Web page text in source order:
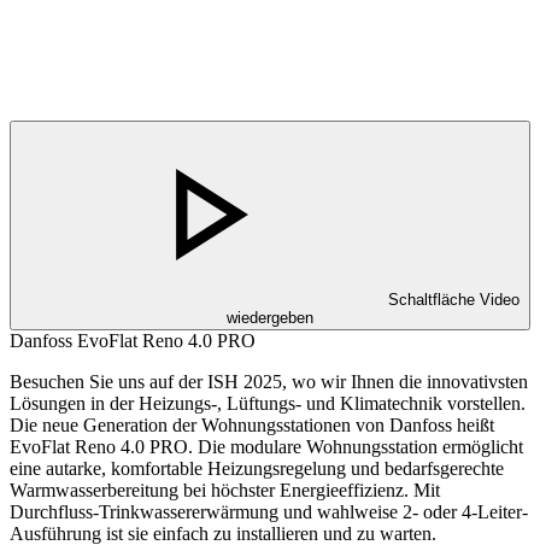
Schaltfläche Video
wiedergeben
Danfoss EvoFlat Reno 4.0 PRO
Besuchen Sie uns auf der ISH 2025, wo wir Ihnen die innovativsten
Lösungen in der Heizungs-, Lüftungs- und Klimatechnik vorstellen.
Die neue Generation der Wohnungsstationen von Danfoss heißt
EvoFlat Reno 4.0 PRO. Die modulare Wohnungsstation ermöglicht
eine autarke, komfortable Heizungsregelung und bedarfsgerechte
Warmwasserbereitung bei höchster Energieeffizienz. Mit
Durchfluss-Trinkwassererwärmung und wahlweise 2- oder 4-Leiter-
Ausführung ist sie einfach zu installieren und zu warten.